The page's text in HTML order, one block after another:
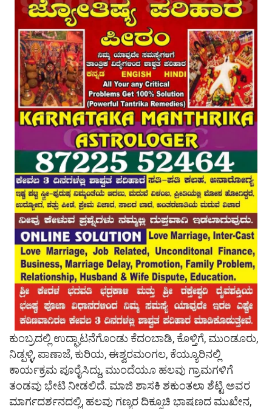
ಕುಂಬ್ರದಲ್ಲಿ ಉದ್ಘಾಟನೆಗೊಂಡು ಕೆದಂಬಾಡಿ, ಕೊಳ್ತಿಗೆ, ಮುಂಡೂರು,
ನಿಡ್ಪಳ್ಳಿ, ಪಾಣಾಜೆ, ಕುರಿಯ, ಈಶ್ವರಮಂಗಲ, ಕೆಯ್ಯೂರಿನಲ್ಲಿ
ಕಾರ್ಯಕ್ರಮ ಪೂರೈಸಿದ್ದು, ಮುಂದೆಯೂ ಹಲವು ಗ್ರಾಮಗಳಿಗೆ
ತಂಡವು ಭೇಟಿ ನೀಡಲಿದೆ. ಮಾಜಿ ಶಾಸಕಿ ಶಕುಂತಲಾ ಶೆಟ್ಟಿ ಅವರ
ಮಾರ್ಗದರ್ಶನದಲ್ಲಿ, ಹಲವು ಗಣ್ಯರ ದಿಕ್ಸೂಚಿ ಭಾಷಣದ ಮುಖೇನ,